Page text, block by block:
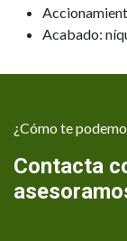
Acabado:
¿Cómo te
Contacta